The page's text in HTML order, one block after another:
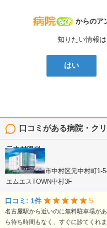
病院なび
からのア
知りたい情報
はい
口コミがある病院・ク
元中村眼科
眼科
愛知県名古屋市中村区元中村町1-
エムエスTOWN中村3F
口コミ: 1件 5
名古屋駅から近いのに無料駐車場が
ら待ち時間もなく、すぐに診てくれ